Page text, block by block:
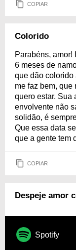
COPIAR
Colorido
Parabéns,
6 meses de
que dão colorido
me faz bem, que
quero estar. Sua
envolvente não
solidão, é
Que essa data
que a gente tem
COPIAR
Despeje amor
Spotify